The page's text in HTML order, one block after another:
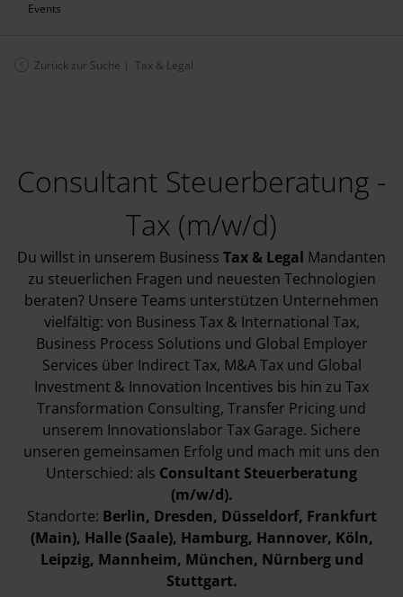
Events
Zurück zur Suche | Tax & Legal
Consultant Steuerberatung -
Tax (m/w/d)
Du willst in unserem Business Tax & Legal Mandanten
zu steuerlichen Fragen und neuesten Technologien
beraten? Unsere Teams unterstützen Unternehmen
vielfältig: von Business Tax & International Tax,
Business Process Solutions und Global Employer
Services über Indirect Tax, M&A Tax und Global
Investment & Innovation Incentives bis hin zu Tax
Transformation Consulting, Transfer Pricing und
unserem Innovationslabor Tax Garage. Sichere
unseren gemeinsamen Erfolg und mach mit uns den
Unterschied: als Consultant Steuerberatung
(m/w/d).
Standorte: Berlin, Dresden, Düsseldorf, Frankfurt
(Main), Halle (Saale), Hamburg, Hannover, Köln,
Leipzig, Mannheim, München, Nürnberg und
Stuttgart.